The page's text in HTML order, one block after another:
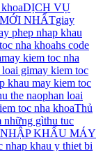
DỊCH VỤ
NHẤTgiay
phep nhap khau
nha khoahs code
may kiem toc nha
loai gimay kiem toc
khau may kiem toc
the naophan loai
toc nha khoaThủ
những gìthu tuc
KHẨU MÁY
nhap khau y thiet bi